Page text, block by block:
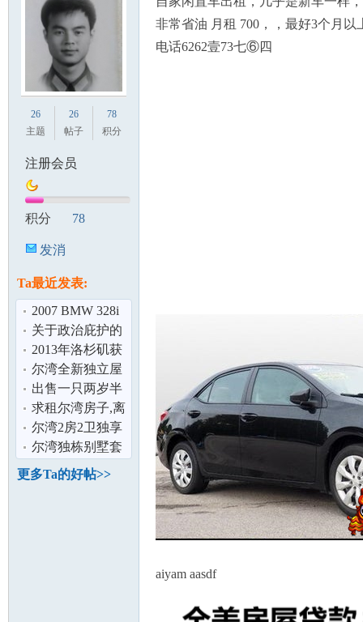
26
主题
26
帖子
78
积分
注册会员
积分 78
发消
Ta最近发表:
2007 BMW 328i
低里程状态佳,仅
售$11900
关于政治庇护的
疑问求好心人解
答
2013年洛杉矶获
得杰出学校名单
（初中和高
尔湾全新独立屋
首次出租,欢迎咨
询
出售一只两岁半
阳光拉布拉多男
孩子
求租尔湾房子,离
初中近,能上学。
尔湾2房2卫独享
公寓,拎包入住
尔湾独栋别墅套
房分租
更多Ta的好帖>>
非常省油 月租 700，，最好3个月以
电话6262壹73七⑥四
aiyam aasdf